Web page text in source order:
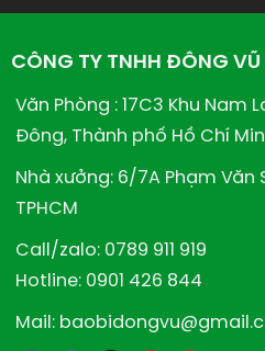
CÔNG TY TNHH ĐÔNG VŨ
Văn Phòng : 17C3 Khu Nam
Đông, Thành phố Hồ Chí
Nhà xưởng: 6/7A Phạm Văn
TPHCM
Call/zalo: 0789 911 919
Hotline: 0901 426 844
Mail: